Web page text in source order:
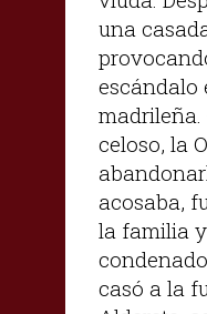
una
escándalo
celoso, la
acosaba,
la familia
casó a la